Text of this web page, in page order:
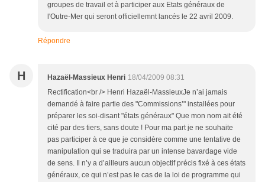
groupes de travail et à participer aux Etats généraux de
l'Outre-Mer qui seront officiellemnt lancés le 22 avril 2009.
Répondre
H Hazaël-Massieux Henri 18/04/2009 08:31
Rectification<br /> Henri Hazaël-MassieuxJe n’ai jamais
demandé à faire partie des "Commissions’" installées pour
préparer les soi-disant "états généraux" Que mon nom ait été
cité par des tiers, sans doute ! Pour ma part je ne souhaite
pas participer à ce que je considère comme une tentative de
manipulation qui se traduira par un intense bavardage vide
de sens. Il n’y a d’ailleurs aucun objectif précis fixé à ces états
généraux, ce qui n’est pas le cas de la loi de programme qui